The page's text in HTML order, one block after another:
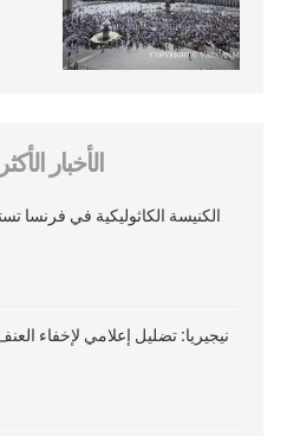
الأخبار
الكنيسة الكاثوليكية في فرنسا
نيجيريا: تضليل إعلامي لإخفاء